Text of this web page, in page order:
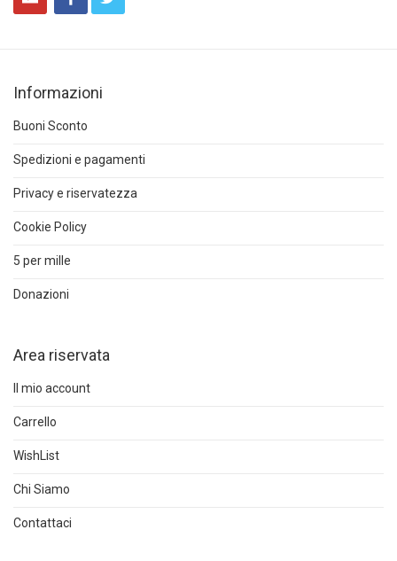
Informazioni
Buoni Sconto
Spedizioni e pagamenti
Privacy e riservatezza
Cookie Policy
5 per mille
Donazioni
Area riservata
Il mio account
Carrello
WishList
Chi Siamo
Contattaci